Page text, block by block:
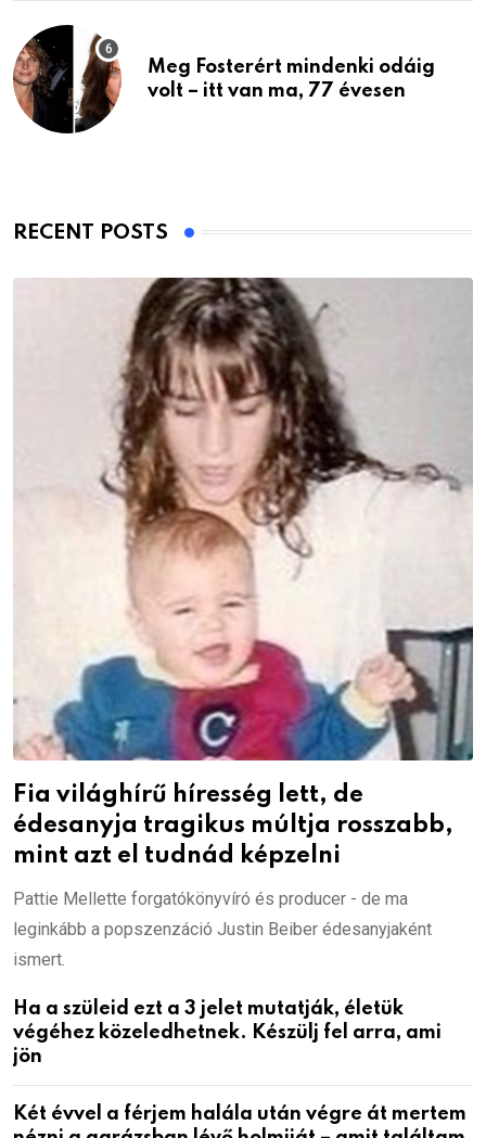
Meg Fosterért mindenki odáig
volt – itt van ma, 77 évesen
RECENT POSTS
Fia világhírű híresség lett, de
édesanyja tragikus múltja rosszabb,
mint azt el tudnád képzelni
Pattie Mellette forgatókönyvíró és producer - de ma
leginkább a popszenzáció Justin Beiber édesanyjaként
ismert.
Ha a szüleid ezt a 3 jelet mutatják, életük
végéhez közeledhetnek. Készülj fel arra, ami
jön
Két évvel a férjem halála után végre át mertem